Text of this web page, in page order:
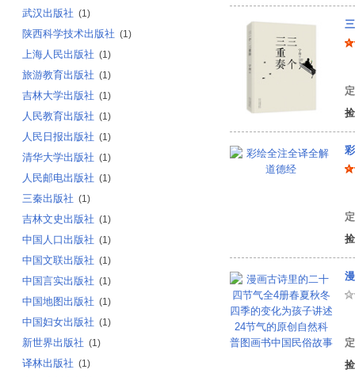
武汉出版社 (1)
陕西科学技术出版社 (1)
上海人民出版社 (1)
旅游教育出版社 (1)
吉林大学出版社 (1)
人民教育出版社 (1)
人民日报出版社 (1)
清华大学出版社 (1)
人民邮电出版社 (1)
三秦出版社 (1)
吉林文史出版社 (1)
中国人口出版社 (1)
中国文联出版社 (1)
中国言实出版社 (1)
中国地图出版社 (1)
中国妇女出版社 (1)
新世界出版社 (1)
译林出版社 (1)